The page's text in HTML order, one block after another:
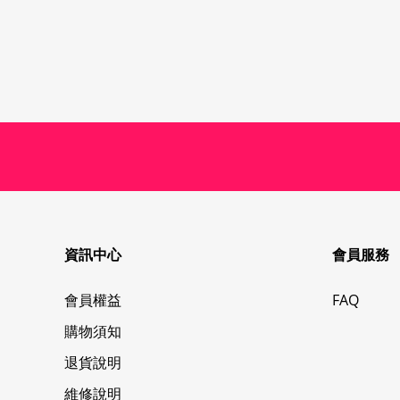
資訊中心
會員權益
購物須知
退貨說明
維修說明
會員服務
FAQ